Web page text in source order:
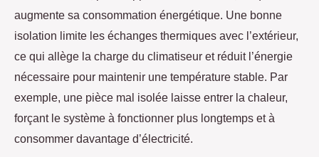
augmente sa consommation énergétique. Une bonne
isolation limite les échanges thermiques avec l’extérieur,
ce qui allège la charge du climatiseur et réduit l’énergie
nécessaire pour maintenir une température stable. Par
exemple, une pièce mal isolée laisse entrer la chaleur,
forçant le système à fonctionner plus longtemps et à
consommer davantage d’électricité.